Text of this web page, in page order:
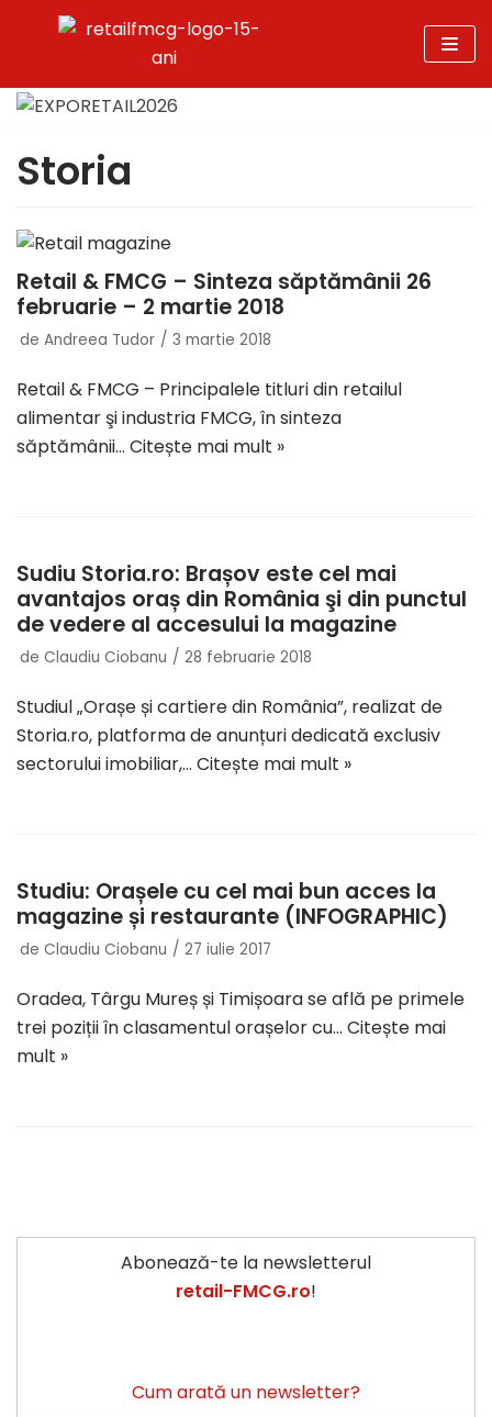
la
conținut
Storia
Retail & FMCG – Sinteza săptămânii 26
februarie – 2 martie 2018
de Andreea Tudor 3 martie 2018
Retail & FMCG – Principalele titluri din retailul
alimentar şi industria FMCG, în sinteza
săptămânii… Citește mai mult »
Sudiu Storia.ro: Brașov este cel mai
avantajos oraș din România şi din punctul
de vedere al accesului la magazine
de Claudiu Ciobanu 28 februarie 2018
Studiul „Orașe și cartiere din România”, realizat de
Storia.ro, platforma de anunțuri dedicată exclusiv
sectorului imobiliar,… Citește mai mult »
Studiu: Orașele cu cel mai bun acces la
magazine și restaurante (INFOGRAPHIC)
de Claudiu Ciobanu 27 iulie 2017
Oradea, Târgu Mureș și Timișoara se află pe primele
trei poziții în clasamentul orașelor cu… Citește mai
mult »
Abonează-te la newsletterul
retail-FMCG.ro!
Cum arată un newsletter?